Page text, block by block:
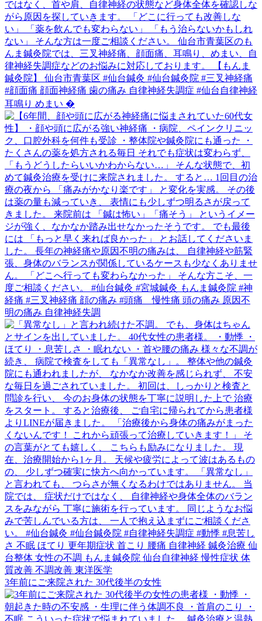
3年前にご来院された 30代後半の女性